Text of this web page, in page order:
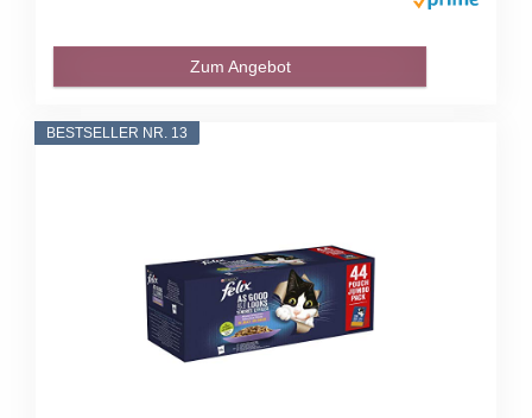
Zum Angebot
BESTSELLER NR. 13